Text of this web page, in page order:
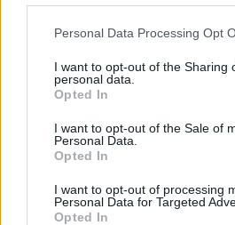
Personal Data Processing Opt
I want to opt-out of the Sharing
personal data.
Opted In
I want to opt-out of the Sale of
Personal Data.
Opted In
I want to opt-out of processing
Personal Data for Targeted
Opted In
Consumo de Café y Riesgo
Dr. Carlos Muñoz Retana
â€‹Actualizado: 26 de Octubre,